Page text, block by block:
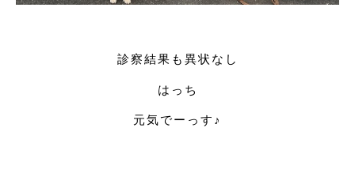
診察結果も異状なし
はっち
元気でーっす♪